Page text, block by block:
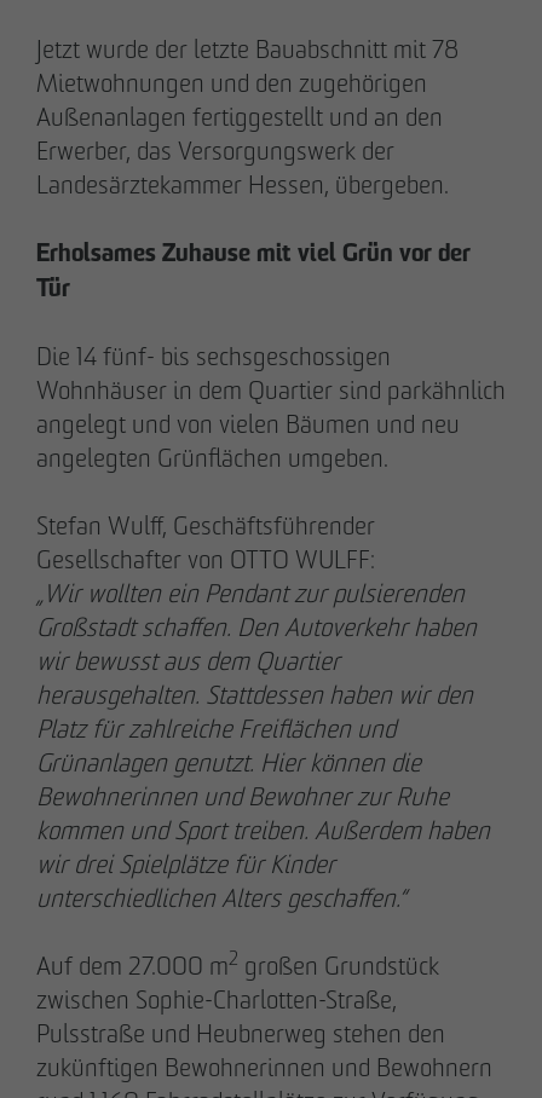
Jetzt wurde der letzte Bauabschnitt mit 78
Mietwohnungen und den zugehörigen
Außenanlagen fertiggestellt und an den
Erwerber, das Versorgungswerk der
Landesärztekammer Hessen, übergeben.
Erholsames Zuhause mit viel Grün vor der
Tür
Die 14 fünf- bis sechsgeschossigen
Wohnhäuser in dem Quartier sind parkähnlich
angelegt und von vielen Bäumen und neu
angelegten Grünflächen umgeben.
Stefan Wulff, Geschäftsführender
Gesellschafter von OTTO WULFF:
„Wir wollten ein Pendant zur pulsierenden
Großstadt schaffen. Den Autoverkehr haben
wir bewusst aus dem Quartier
herausgehalten. Stattdessen haben wir den
Platz für zahlreiche Freiflächen und
Grünanlagen genutzt. Hier können die
Bewohnerinnen und Bewohner zur Ruhe
kommen und Sport treiben. Außerdem haben
wir drei Spielplätze für Kinder
unterschiedlichen Alters geschaffen.“
Auf dem 27.000 m2 großen Grundstück
zwischen Sophie-Charlotten-Straße,
Pulsstraße und Heubnerweg stehen den
zukünftigen Bewohnerinnen und Bewohnern
20.03.2026
9 Jahre nach Beginn des B-Plan-Verfahrens:
für FRIEDRICHS VIER im Randelpark
DAS TEAM.
Pia-Alin Demirayakli
Abteilungsleiterin
Kommunikation & Marketing
pademirayakli @otto-wulff.de